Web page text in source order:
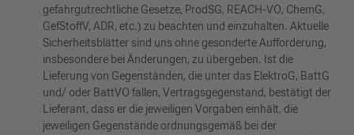
gefahrgutrechtliche Gesetze, ProdSG, REACH-VO, ChemG,
GefStoffV, ADR, etc.) zu beachten und einzuhalten. Aktuelle
Sicherheitsblätter sind uns ohne gesonderte Aufforderung,
insbesondere bei Änderungen, zu übergeben. Ist die
Lieferung von Gegenständen, die unter das ElektroG, BattG
und/ oder BattVO fallen, Vertragsgegenstand, bestätigt der
Lieferant, dass er die jeweiligen Vorgaben einhält, die
jeweiligen Gegenstände ordnungsgemäß bei der